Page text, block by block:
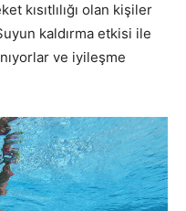
kısıtlılığı olan kişiler
kaldırma etkisi ile
ve iyileşme